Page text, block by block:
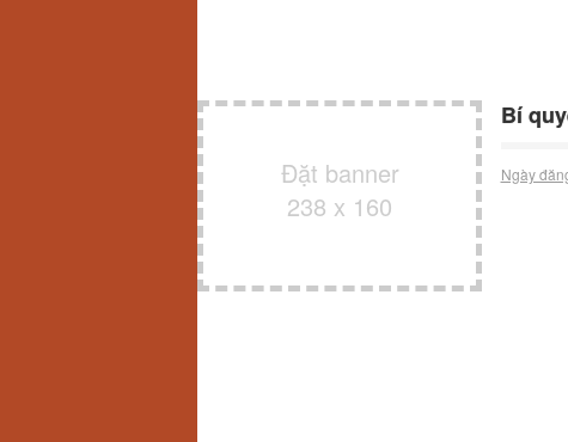
Đặt banner
238 x 160
Bí
Ngày